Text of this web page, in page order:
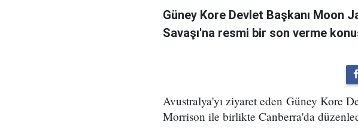
Güney Kore Devlet Başkanı Moon
Savaşı'na resmi bir son verme
Avustralya'yı ziyaret eden Güney Kore
Morrison ile birlikte Canberra'da